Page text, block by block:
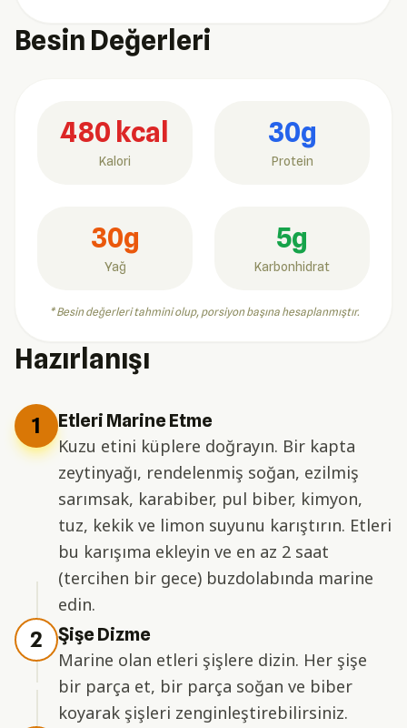
Besin Değerleri
480 kcal
Kalori
30g
Protein
30g
Yağ
5g
Karbonhidrat
* Besin değerleri tahmini olup, porsiyon başına hesaplanmıştır.
Hazırlanışı
1
Etleri Marine Etme
Kuzu etini küplere doğrayın. Bir kapta
zeytinyağı, rendelenmiş soğan, ezilmiş
sarımsak, karabiber, pul biber, kimyon,
tuz, kekik ve limon suyunu karıştırın. Etleri
bu karışıma ekleyin ve en az 2 saat
(tercihen bir gece) buzdolabında marine
edin.
2
Şişe Dizme
Marine olan etleri şişlere dizin. Her şişe
bir parça et, bir parça soğan ve biber
koyarak şişleri zenginleştirebilirsiniz.